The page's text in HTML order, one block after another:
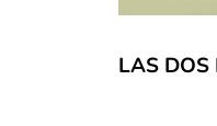
LAS DOS